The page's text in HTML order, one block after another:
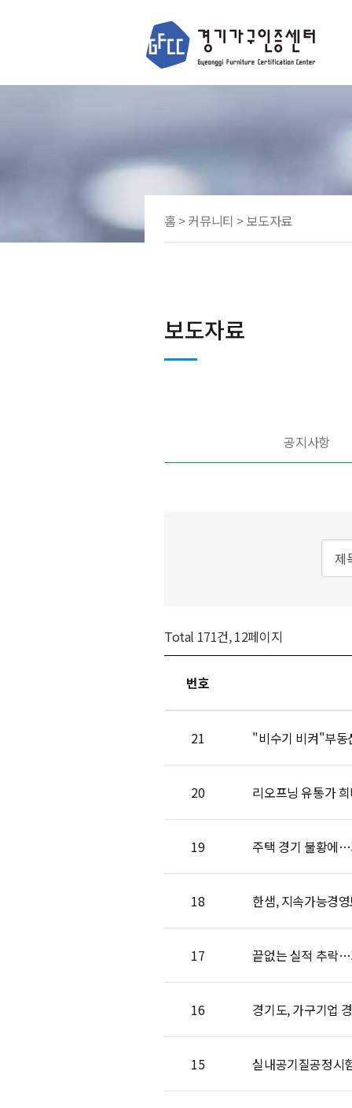
홈 > 커뮤니티 > 보도자료
보도자료
공지사항
Total 171건, 12페이지
번호
21 "비수기 비켜"부동
20 리오프닝 유통가
19 주택 경기 불황에…
18 한샘, 지속가능경
17 끝없는 실적 추락
16 경기도, 가구기업
15 실내공기질공정시